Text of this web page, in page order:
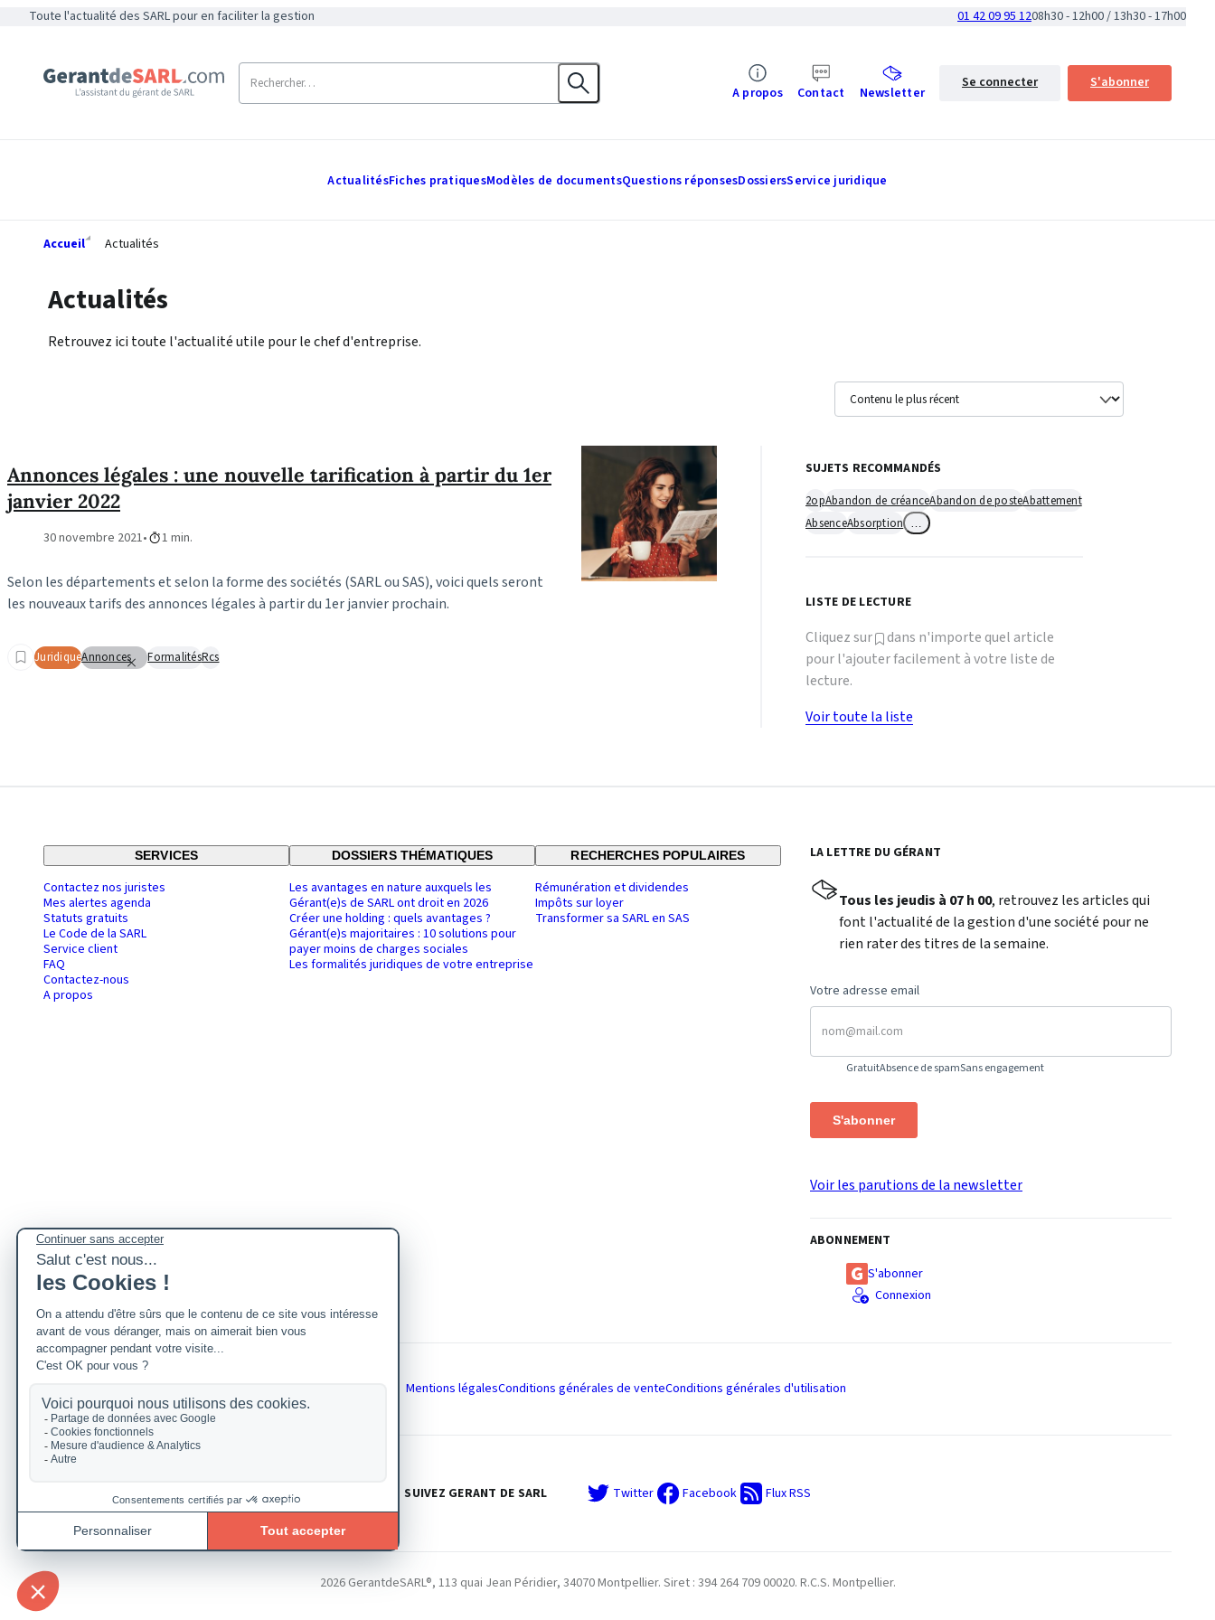
Toute l'actualité des SARL pour en faciliter la gestion 01 42 09 95 1208h30 - 12h00 / 13h30 - 17h00
A propos Contact Newsletter
Se connecter S'abonner
ActualitésFiches pratiquesModèles de documentsQuestions réponsesDossiersService juridique
Accueil Actualités
Actualités
Retrouvez ici toute l'actualité utile pour le chef d'entreprise.
Annonces légales : une nouvelle tarification à partir du 1er
janvier 2022
30 novembre 2021 1 min.
Selon les départements et selon la forme des sociétés (SARL ou SAS), voici quels seront
les nouveaux tarifs des annonces légales à partir du 1er janvier prochain.
JuridiqueAnnonces FormalitésRcs
SUJETS RECOMMANDÉS
2opAbandon de créanceAbandon de posteAbattement
AbsenceAbsorption
LISTE DE LECTURE
Cliquez sur
dans n'importe quel article
pour l'ajouter facilement à votre liste de
lecture.
Voir toute la liste
SERVICES
Contactez nos juristes
Mes alertes agenda
Statuts gratuits
Le Code de la SARL
Service client
FAQ
Contactez-nous
A propos
DOSSIERS THÉMATIQUES
Les avantages en nature auxquels les
Gérant(e)s de SARL ont droit en 2026
Créer une holding : quels avantages ?
Gérant(e)s majoritaires : 10 solutions pour
payer moins de charges sociales
Les formalités juridiques de votre entreprise
RECHERCHES POPULAIRES
Rémunération et dividendes
Impôts sur loyer
Transformer sa SARL en SAS
LA LETTRE DU GÉRANT
Tous les jeudis à 07 h 00, retrouvez les articles qui
font l'actualité de la gestion d'une société pour ne
rien rater des titres de la semaine.
Votre adresse email
GratuitAbsence de spamSans engagement
S'abonner
Voir les parutions de la newsletter
ABONNEMENT
S'abonner
Connexion
Mentions légalesConditions générales de venteConditions générales d'utilisation
SUIVEZ GERANT DE SARL Twitter Facebook Flux RSS
2026 GerantdeSARL®, 113 quai Jean Péridier, 34070 Montpellier. Siret : 394 264 709 00020. R.C.S. Montpellier.